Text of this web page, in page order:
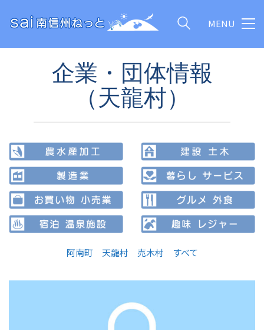
MENU
企業・団体情報
（天龍村）
阿南町 天龍村 売木村 すべて